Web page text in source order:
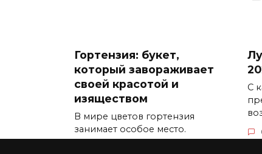
Гортензия: букет,
который завораживает
своей красотой и
изяществом
В мире цветов гортензия
занимает особое место.
С